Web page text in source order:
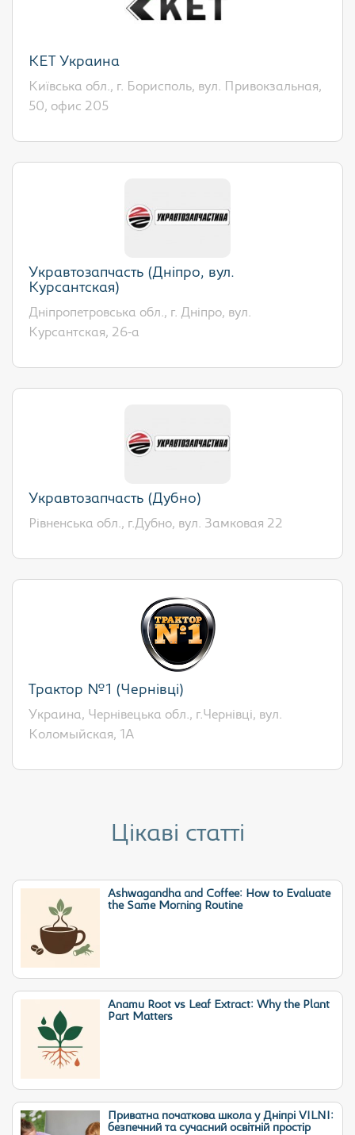
КЕТ Украина
Київська обл., г. Борисполь, вул. Привокзальная,
50, офис 205
Укравтозапчасть (Дніпро, вул.
Курсантская)
Дніпропетровська обл., г. Дніпро, вул.
Курсантская, 26-а
Укравтозапчасть (Дубно)
Рівненська обл., г.Дубно, вул. Замковая 22
Трактор №1 (Чернівці)
Украина, Чернівецька обл., г.Чернівці, вул.
Коломыйская, 1А
Цікаві статті
Ashwagandha and Coffee: How to Evaluate
the Same Morning Routine
Anamu Root vs Leaf Extract: Why the Plant
Part Matters
Приватна початкова школа у Дніпрі VILNI:
безпечний та сучасний освітній простір